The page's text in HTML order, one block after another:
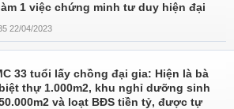
1 việc chứng minh tư duy hiện đại
22/04/2023
33 tuổi lấy chồng đại gia: Hiện là bà
thự 1.000m2, khu nghỉ dưỡng sinh
và loạt BĐS tiền tỷ, được tự